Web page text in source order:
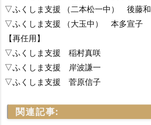
▽ふくしま支援 （二本松一中） 後藤
▽ふくしま支援 （大玉中） 本多宣子
【再任用】
▽ふくしま支援 稲村真咲
▽ふくしま支援 岸波謙一
▽ふくしま支援 菅原信子
関連記事: